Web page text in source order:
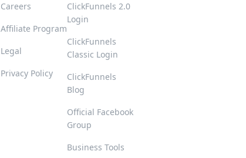
Careers
Affiliate Program
Legal
Privacy Policy
ClickFunnels 2.0
Login
ClickFunnels
Classic Login
ClickFunnels
Blog
Official Facebook
Group
Business Tools